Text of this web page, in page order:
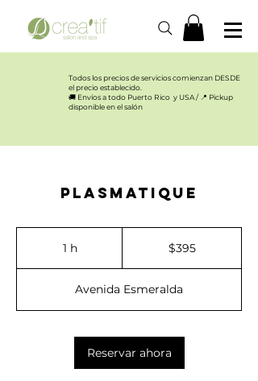
Todos los precios de servicios comienzan DESDE
el precio establecido.​
🚚 Envíos a todo Puerto Rico y USA / 📍 Pickup
disponible en el salón
Plasmatique
1 h1 $395
Avenida Esmeralda
Reservar ahora